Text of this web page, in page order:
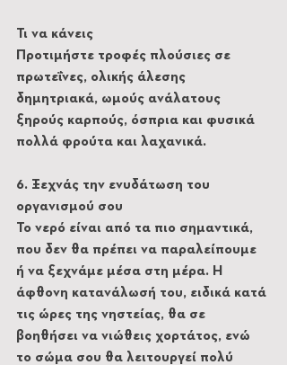
Τι να κάνεις
Προτιμήστε τροφές πλούσιες σε
πρωτεΐνες, ολικής άλεσης
δημητριακά, ωμούς ανάλατους
ξηρούς καρπούς, όσπρια και φυσικά
πολλά φρούτα και λαχανικά.
6. Ξεχνάς την ενυδάτωση του
οργανισμού σου
Το νερό είναι από τα πιο σημαντικά,
που δεν θα πρέπει να παραλείπουμε
ή να ξεχνάμε μέσα στη μέρα. Η
άφθονη κατανάλωσή του, ειδικά κατά
τις ώρες της νηστείας, θα σε
βοηθήσει να νιώθεις χορτάτος, ενώ
το σώμα σου θα λειτουργεί πολύ